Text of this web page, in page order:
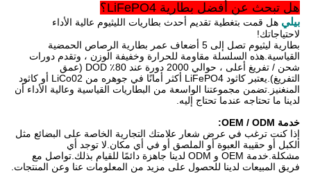
هل تبحث عن أفضل بطارية LiFePO4؟
بيلي هل قمت بتغطية تقديم أحدث بطاريات الليثيوم عالية الأداء
لاحتياجاتك!
بطارية ليثيوم تصل إلى 5 أضعاف عمر بطارية الرصاص الحمضية
القياسية.هذه السلسلة مقاومة للحرارة وخفيفة الوزن ، وتقدم دورات
شحن / تفريغ أعلى ، حوالي 2000 دورة عند 80٪ DOD (عمق
التفريغ).يعتبر كاثود LiFePO4 أكثر أمانًا في جوهره من LiCo02 أو كاثود
المنغنيز.تضمن مجموعتنا الواسعة من البطاريات القياسية وعالية الأداء أن
لدينا ما تحتاجه عندما تحتاج إليه.
خدمة OEM / ODM:
إذا كنت ترغب في عرض شعار علامتك التجارية الخاصة على البضائع مثل
الكبل أو حقيبة العبوة أو الملصق أو في أي مكان.لا توجد أي
مشكلة.خدمة OEM و ODM لدينا جاهزة دائمًا للقيام بذلك.تواصل مع
فريق المبيعات لدينا للحصول على مزيد من المعلومات عنا وعن المنتجات.